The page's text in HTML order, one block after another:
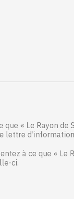
« Le Rayon
lettre
à ce que « Le
ci.